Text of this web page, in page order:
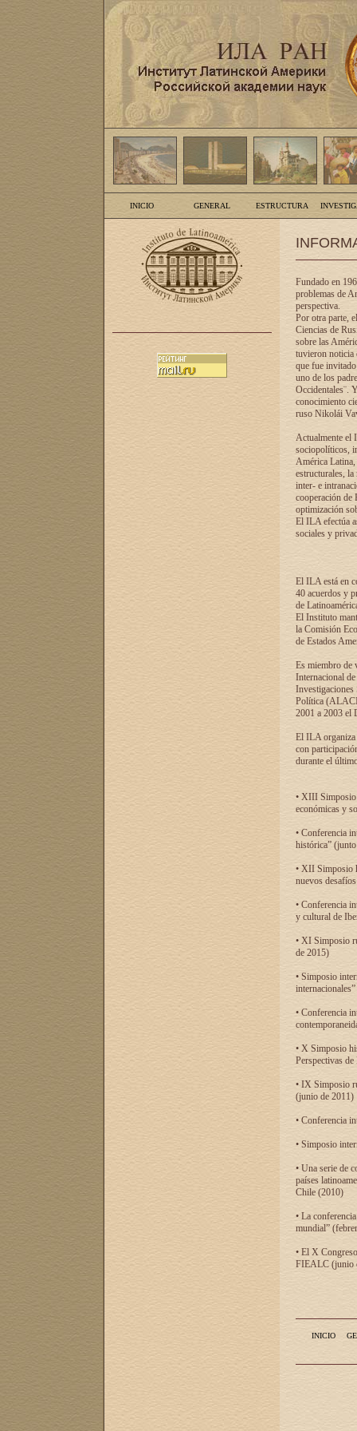
INICIO GENERAL ESTRUCTURA
Fundado en
problemas de
perspectiva.
Por otra parte,
Ciencias de
sobre las
tuvieron noticia
que fue
uno de los
Occidentales¨.
conocimiento
ruso Nikolái
Actualmente el
sociopolíticos,
América Latina,
estructurales,
inter- e
cooperación de
optimización
El ILA efectúa
sociales y
El ILA está en
40 acuerdos y
de
El Instituto
la Comisión
de Estados
Es miembro de
Internacional
Investigaciones
Política
2001 a 2003 el
El ILA organiza
con
durante el
• XIII Simposio
económicas y
• Conferencia
histórica”
• XII Simposio
nuevos
• Conferencia
y cultural de
• XI Simposio
de 2015)
• Simposio
• Conferencia
• X Simposio
Perspectivas
• IX Simposio
(junio de 2011)
• Conferencia
• Simposio
• Una serie de
países
Chile (2010)
• La
mundial”
• El X
FIEALC (junio
INICIO